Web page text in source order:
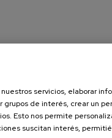
servicios, elaborar
de interés, crear un
Esto nos permite
suscitan interés,